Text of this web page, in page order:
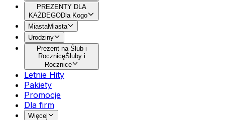
PREZENTY DLA
KAŻDEGODla Kogo
MiastaMiasta
Urodziny
Prezent na Ślub i
RocznicęŚluby i
Rocznice
Letnie Hity
Pakiety
Promocje
Dla firm
Więcej